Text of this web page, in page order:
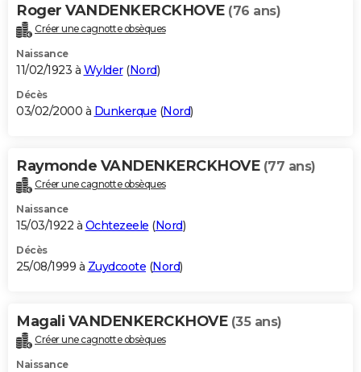
Roger VANDENKERCKHOVE (76 ans)
Créer une cagnotte obsèques
Naissance
11/02/1923 à Wylder(Nord)
Décès
03/02/2000 à Dunkerque (Nord)
Raymonde VANDENKERCKHOVE (77 ans)
Créer une cagnotte obsèques
Naissance
15/03/1922 à Ochtezeele (Nord)
Décès
25/08/1999 à Zuydcoote (Nord)
Magali VANDENKERCKHOVE (35 ans)
Créer une cagnotte obsèques
Naissance